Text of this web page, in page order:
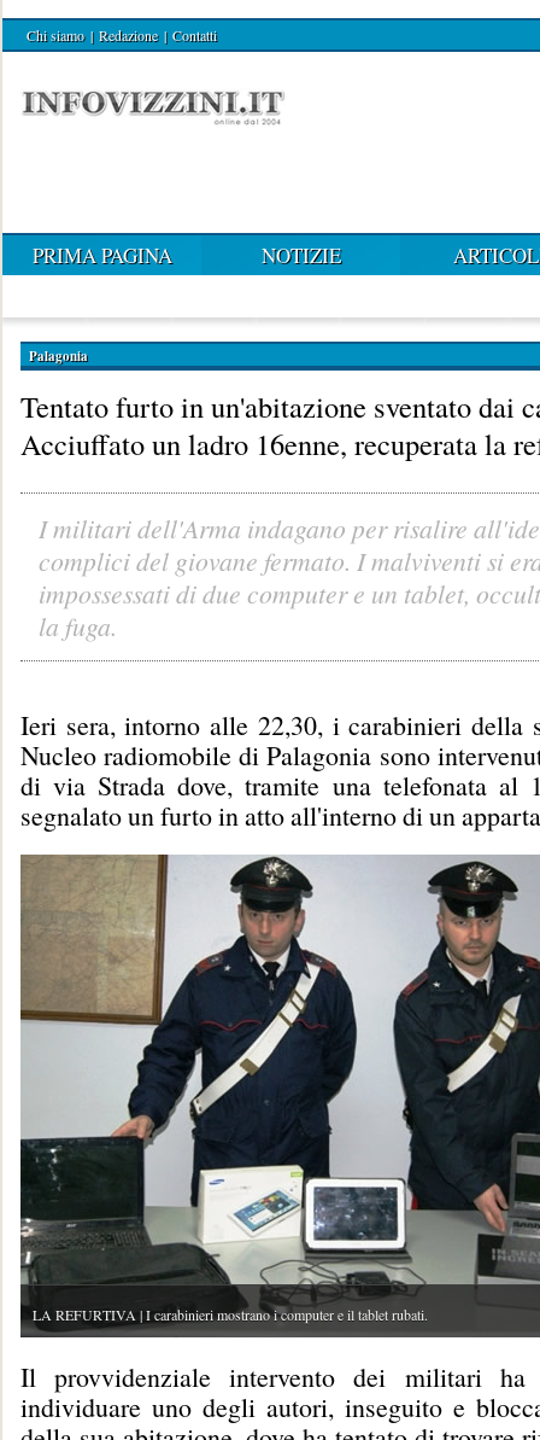
Chi siamo | Redazione | Contatti
PRIMA PAGINA NOTIZIE
Palagonia
Tentato furto in un'abitazione sventato dai
Acciuffato un ladro 16enne, recuperata la
I militari dell'Arma indagano per risalire
complici del giovane fermato. I malviventi si
impossessati di due computer e un tablet,
la fuga.
Ieri sera, intorno alle 22,30, i carabinieri della
Nucleo radiomobile di Palagonia sono
di via Strada dove, tramite una telefonata al
segnalato un furto in atto all'interno di un
LA REFURTIVA | I carabinieri mostrano i computer e il tablet rubati.
Il provvidenziale intervento dei militari ha
individuare uno degli autori, inseguito e